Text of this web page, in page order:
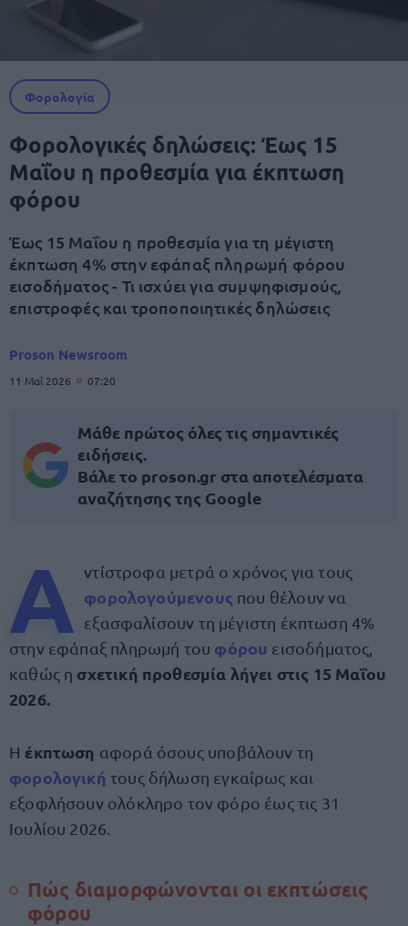
Φορολογία
Φορολογικές δηλώσεις: Έως 15
Μαΐου η προθεσμία για έκπτωση
φόρου
Έως 15 Μαΐου η προθεσμία για τη μέγιστη
έκπτωση 4% στην εφάπαξ πληρωμή φόρου
εισοδήματος - Τι ισχύει για συμψηφισμούς,
επιστροφές και τροποποιητικές δηλώσεις
Proson Newsroom
11 Μαΐ 2026 07:20
Μάθε πρώτος όλες τις σημαντικές
ειδήσεις.
Βάλε το proson.gr στα αποτελέσματα
αναζήτησης της Google
Α ντίστροφα μετρά ο χρόνος για τους
φορολογούμενους που θέλουν να
εξασφαλίσουν τη μέγιστη έκπτωση 4%
στην εφάπαξ πληρωμή του φόρου εισοδήματος,
καθώς η σχετική προθεσμία λήγει στις 15 Μαΐου
2026.
Η έκπτωση αφορά όσους υποβάλουν τη
φορολογική τους δήλωση εγκαίρως και
εξοφλήσουν ολόκληρο τον φόρο έως τις 31
Ιουλίου 2026.
Πώς διαμορφώνονται οι εκπτώσεις
φόρου